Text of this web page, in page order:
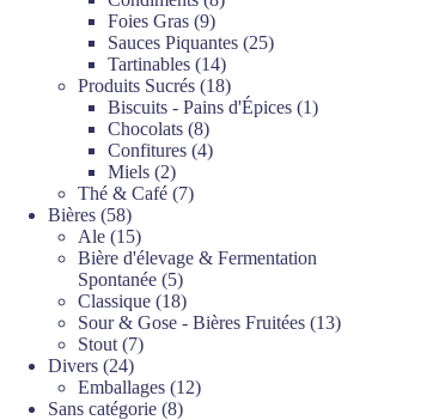
Foies Gras 99
produits
Sauces Piquantes 2525
Tartinables 1414
produits
Produits Sucrés 1818
produits
Biscuits - Pains d'Épices 11
Chocolats 88
produits
Confitures 44
Miels 22
produits
Thé & Café 77
Bières 5858
produits
Ale 1515
produits
Bière d'élevage & Fermentation
Spontanée 55
produits
Classique 1818
produits
Sour & Gose - Bières Fruitées 1313
Stout 77
Divers 2424
produits
Emballages 1212
Sans catégorie 88